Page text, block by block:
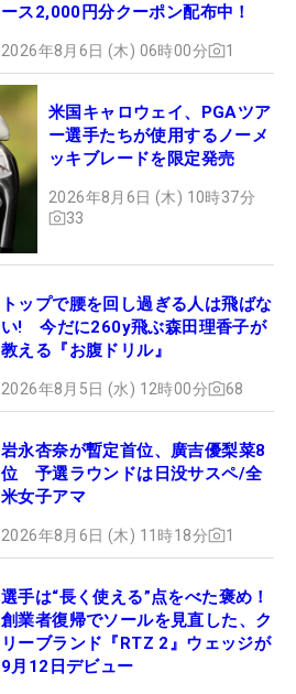
ース2,000円分クーポン配布中！
2026年8月6日 (木) 06時00分 1
米国キャロウェイ、PGAツア
ー選手たちが使用するノーメ
ッキブレードを限定発売
2026年8月6日 (木) 10時37分
33
トップで腰を回し過ぎる人は飛ばな
い! 今だに260y飛ぶ森田理香子が
教える『お腹ドリル』
2026年8月5日 (水) 12時00分 68
岩永杏奈が暫定首位、廣吉優梨菜8
位 予選ラウンドは日没サスペ/全
米女子アマ
2026年8月6日 (木) 11時18分 1
選手は“長く使える”点をべた褒め！
創業者復帰でソールを見直した、ク
リーブランド『RTZ 2』ウェッジが
9月12日デビュー